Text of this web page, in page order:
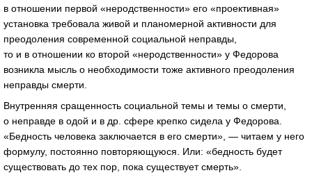
в отношении первой «неродственности» его «проективная»
установка требовала живой и планомерной активности для
преодоления современной социальной неправды,
то и в отношении ко второй «неродственности» у Федорова
возникла мысль о необходимости тоже активного преодоления
неправды смерти.
Внутренняя сращенность социальной темы и темы о смерти,
о неправде в одой и в др. сфере крепко сидела у Федорова.
«Бедность человека заключается в его смерти», — читаем у него
формулу, постоянно повторяющуюся. Или: «бедность будет
существовать до тех пор, пока существует смерть».